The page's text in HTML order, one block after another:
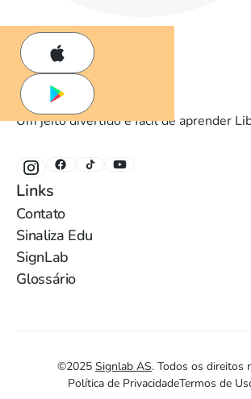
Um jeito divertido e fácil de aprender
Links
Contato
Sinaliza Edu
SignLab
Glossário
©2025 Signlab AS. Todos os direitos
Política de PrivacidadeTermos de